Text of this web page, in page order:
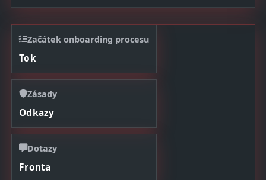
Začátek onboarding procesu
Tok
Zásady
Odkazy
Dotazy
Fronta